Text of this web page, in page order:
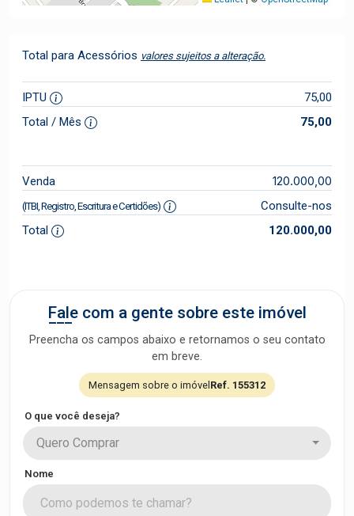
Total para Acessórios valores sujeitos a alteração.
IPTU
75,00
Total / Mês
75,00
Venda 120.000,00
(ITBI, Registro, Escritura e Certidões)
Consulte-nos
Total
120.000,00
Fale com a gente sobre este imóvel
Preencha os campos abaixo e retornamos o seu contato
em breve.
Mensagem sobre o imóvel Ref. 155312
O que você deseja?
Quero Comprar
Nome